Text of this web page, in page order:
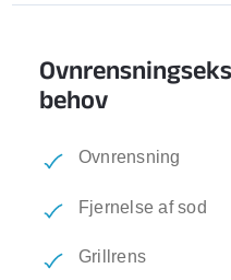
behov
Ovnrensning
Fjernelse af sod
Grillrens